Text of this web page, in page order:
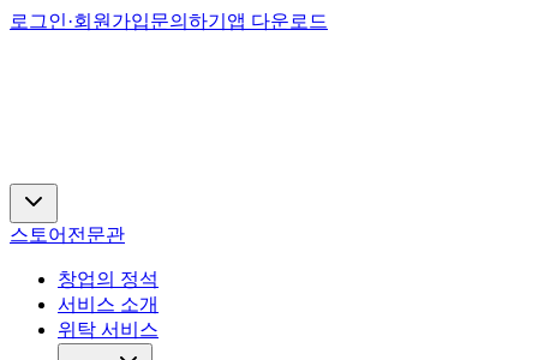
로그인·회원가입문의하기 앱 다운로드
스토어 전문관
창업의 정석
서비스 소개
위탁 서비스